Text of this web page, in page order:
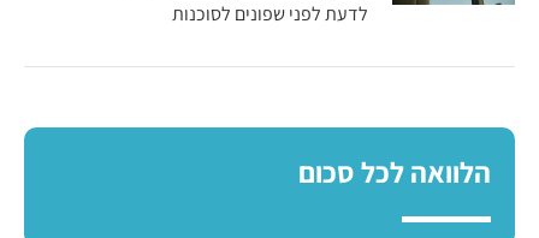
לדעת לפני שפונים לסוכנות
הלוואה לכל סכום